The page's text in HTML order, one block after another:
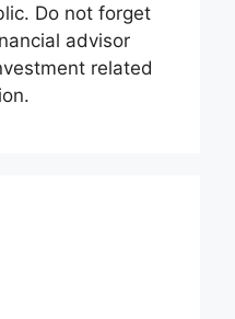
Do not forget
advisor
related